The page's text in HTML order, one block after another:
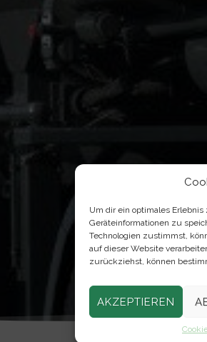
Um dir ein optimales
Geräteinformationen zu
Technologien zustimmst,
auf dieser Website
zurückziehst, können
AKZEPTIEREN